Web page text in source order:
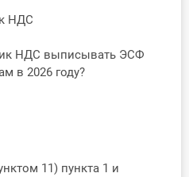
НДС
НДС выписывать ЭСФ
в 2026 году?
11) пункта 1 и